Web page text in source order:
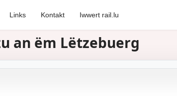
Links Kontakt Iwwert rail.lu
an ëm Lëtzebuerg